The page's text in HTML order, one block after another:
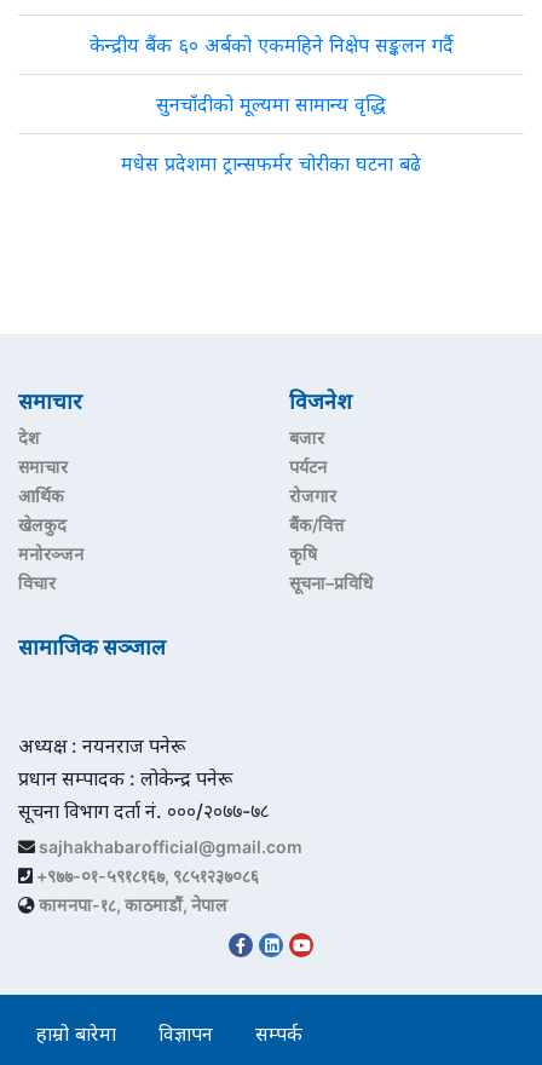
केन्द्रीय बैंक ६० अर्बको एकमहिने निक्षेप सङ्कलन गर्दै
सुनचाँदीको मूल्यमा सामान्य वृद्धि
मधेस प्रदेशमा ट्रान्सफर्मर चोरीका घटना बढे
समाचार
देश
समाचार
आर्थिक
खेलकुद
मनोरञ्जन
विचार
विजनेश
बजार
पर्यटन
रोजगार
बैंक/वित्त
कृषि
सूचना–प्रविधि
सामाजिक सञ्जाल
अध्यक्ष : नयनराज पनेरू
प्रधान सम्पादक : लोकेन्द्र पनेरू
सूचना विभाग दर्ता नं. ०००/२०७७-७८
sajhakhabarofficial@gmail.com
+९७७-०१-५९१८१६७, ९८५१२३७०८६
कामनपा-१८, काठमाडौं, नेपाल
हाम्रो बारेमा विज्ञापन
सम्पर्क